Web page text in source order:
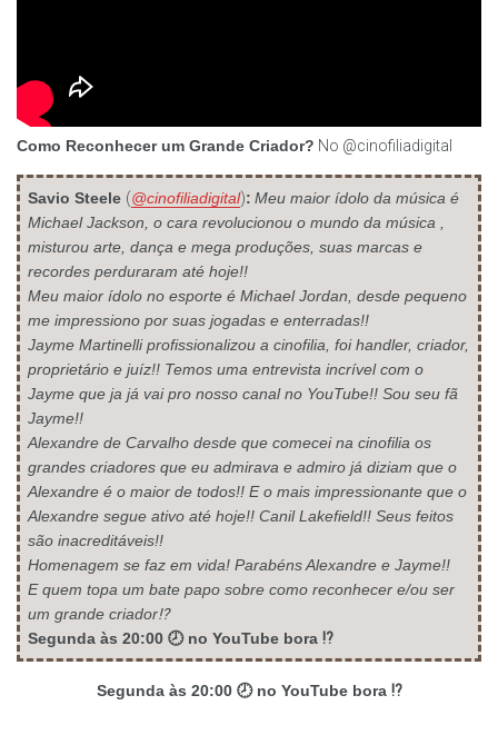
Como Reconhecer um Grande Criador? No @cinofiliadigital
Savio Steele (@cinofiliadigital): Meu maior ídolo da música é
Michael Jackson, o cara revolucionou o mundo da música ,
misturou arte, dança e mega produções, suas marcas e
recordes perduraram até hoje!!
Meu maior ídolo no esporte é Michael Jordan, desde pequeno
me impressiono por suas jogadas e enterradas!!
Jayme Martinelli profissionalizou a cinofilia, foi handler, criador,
proprietário e juíz!! Temos uma entrevista incrível com o
Jayme que ja já vai pro nosso canal no YouTube!! Sou seu fã
Jayme!!
Alexandre de Carvalho desde que comecei na cinofilia os
grandes criadores que eu admirava e admiro já diziam que o
Alexandre é o maior de todos!! E o mais impressionante que o
Alexandre segue ativo até hoje!! Canil Lakefield!! Seus feitos
são inacreditáveis!!
Homenagem se faz em vida! Parabéns Alexandre e Jayme!!
E quem topa um bate papo sobre como reconhecer e/ou ser
um grande criador⁉️
Segunda às 20:00 🕗 no YouTube bora ⁉️
Segunda às 20:00 🕗 no YouTube bora ⁉️